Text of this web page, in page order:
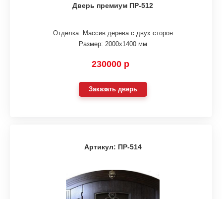
Дверь премиум ПР-512
Отделка: Массив дерева с двух сторон
Размер: 2000х1400 мм
230000 р
Заказать дверь
Артикул: ПР-514